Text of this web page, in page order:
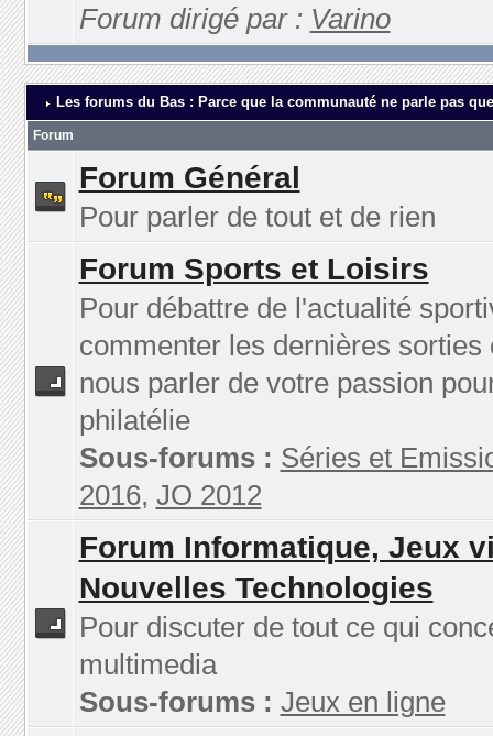
Forum dirigé par : Varino
Les forums du Bas : Parce que la communauté ne parle pas
Forum
Forum Général
Pour parler de tout et de rien
Forum Sports et Loisirs
Pour débattre de l'actualité
commenter les dernières sorties
nous parler de votre passion
philatélie
Sous-forums : Séries et
2016, JO 2012
Forum Informatique, Jeux
Nouvelles Technologies
Pour discuter de tout ce qui
multimedia
Sous-forums : Jeux en ligne